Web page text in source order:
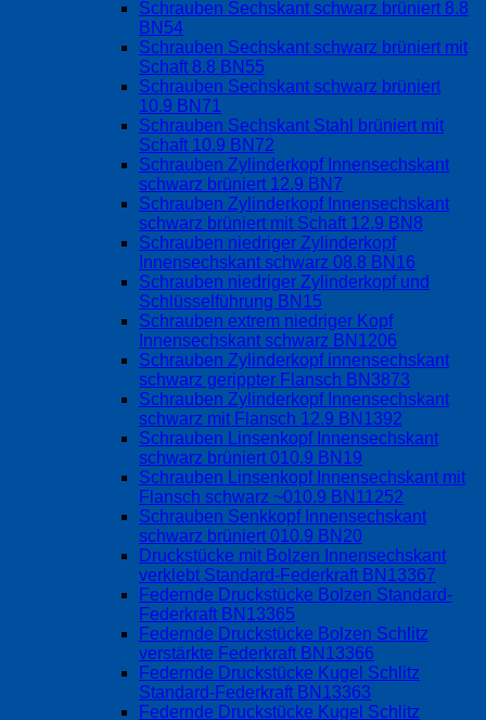
Schrauben Sechskant schwarz brüniert 8.8
BN54
Schrauben Sechskant schwarz brüniert mit
Schaft 8.8 BN55
Schrauben Sechskant schwarz brüniert
10.9 BN71
Schrauben Sechskant Stahl brüniert mit
Schaft 10.9 BN72
Schrauben Zylinderkopf Innensechskant
schwarz brüniert 12.9 BN7
Schrauben Zylinderkopf Innensechskant
schwarz brüniert mit Schaft 12.9 BN8
Schrauben niedriger Zylinderkopf
Innensechskant schwarz 08.8 BN16
Schrauben niedriger Zylinderkopf und
Schlüsselführung BN15
Schrauben extrem niedriger Kopf
Innensechskant schwarz BN1206
Schrauben Zylinderkopf innensechskant
schwarz gerippter Flansch BN3873
Schrauben Zylinderkopf Innensechskant
schwarz mit Flansch 12.9 BN1392
Schrauben Linsenkopf Innensechskant
schwarz brüniert 010.9 BN19
Schrauben Linsenkopf Innensechskant mit
Flansch schwarz ~010.9 BN11252
Schrauben Senkkopf Innensechskant
schwarz brüniert 010.9 BN20
Druckstücke mit Bolzen Innensechskant
verklebt Standard-Federkraft BN13367
Federnde Druckstücke Bolzen Standard-
Federkraft BN13365
Federnde Druckstücke Bolzen Schlitz
verstärkte Federkraft BN13366
Federnde Druckstücke Kugel Schlitz
Standard-Federkraft BN13363
Federnde Druckstücke Kugel Schlitz